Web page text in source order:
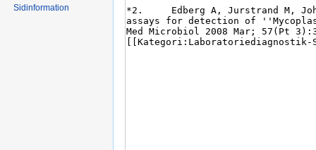
Sidinformation